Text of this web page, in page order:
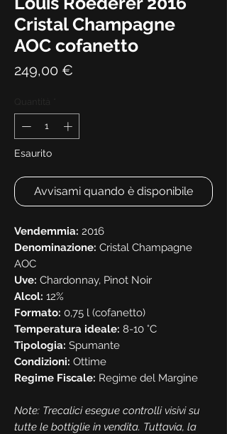
Cristal Champagne
AOC cofanetto
249,00 €
Esaurito
Avvisami quando è disponibile
Vendemmia: 2016
Denominazione: Cristal Champagne
AOC
Uve: Chardonnay, Pinot Noir
Alcol: 12%
Formato: 0,75 l (cofanetto)
Temperatura ideale: 8-10 °C
Tipologia: Spumante
Condizioni: Ottime
Regime Fiscale: Regime del Margine
Note: Trecalici esegue controlli visivi su
tutte le bottiglie in vendita. Tuttavia, la